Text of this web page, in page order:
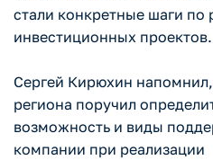
стали конкретные шаги по
инвестиционных проектов.
Сергей Кирюхин напомнил,
региона поручил
возможность и виды
компании при реализации